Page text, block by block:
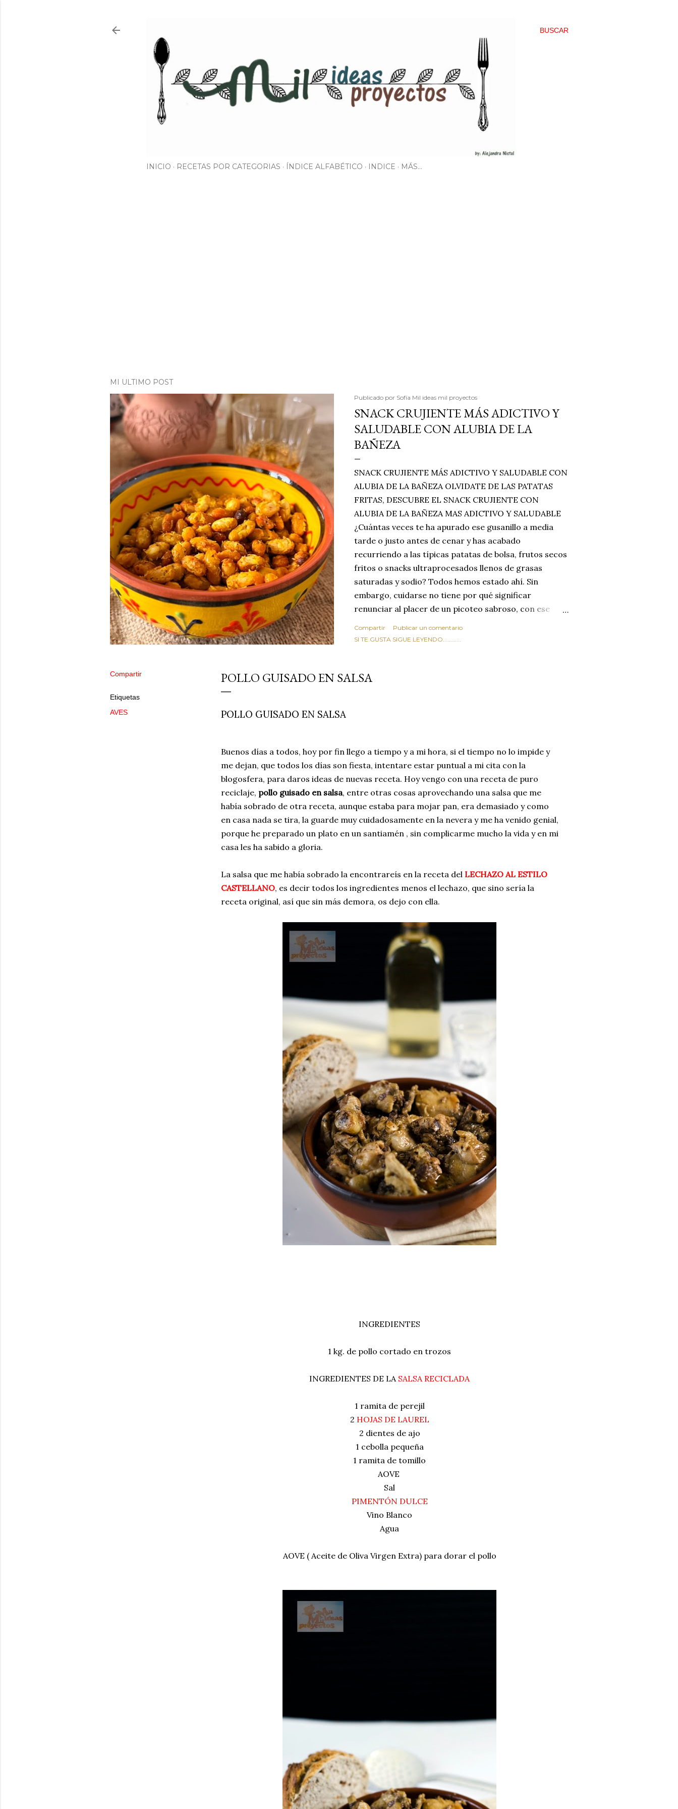
BUSCAR
INICIO RECETAS POR CATEGORIAS ÍNDICE ALFABÉTICO INDICE MÁS…
MI ULTIMO POST
Publicado por Sofía Mil ideas mil proyectos
SNACK CRUJIENTE MÁS ADICTIVO Y
SALUDABLE CON ALUBIA DE LA
BAÑEZA
SNACK CRUJIENTE MÁS ADICTIVO Y SALUDABLE CON
ALUBIA DE LA BAÑEZA OLVIDATE DE LAS PATATAS
FRITAS, DESCUBRE EL SNACK CRUJIENTE CON
ALUBIA DE LA BAÑEZA MAS ADICTIVO Y SALUDABLE
¿Cuántas veces te ha apurado ese gusanillo a media
tarde o justo antes de cenar y has acabado
recurriendo a las típicas patatas de bolsa, frutos secos
fritos o snacks ultraprocesados llenos de grasas
saturadas y sodio? Todos hemos estado ahí. Sin
embargo, cuidarse no tiene por qué significar
renunciar al placer de un picoteo sabroso, con ese
Estas alubias crujientes al horno van a cambiar por
tradicionales y copiosos de invierno. Con esta receta
Compartir
Publicar un comentario
SI TE GUSTA SIGUE LEYENDO............
Compartir
Etiquetas
AVES
POLLO GUISADO EN SALSA
POLLO GUISADO EN SALSA
Buenos días a todos, hoy por fin llego a tiempo y a mi hora, si el tiempo no lo impide y
me dejan, que todos los días son fiesta, intentare estar puntual a mi cita con la
blogosfera, para daros ideas de nuevas receta. Hoy vengo con una receta de puro
reciclaje, pollo guisado en salsa, entre otras cosas aprovechando una salsa que me
había sobrado de otra receta, aunque estaba para mojar pan, era demasiado y como
en casa nada se tira, la guarde muy cuidadosamente en la nevera y me ha venido genial,
porque he preparado un plato en un santiamén , sin complicarme mucho la vida y en mi
casa les ha sabido a gloria.
La salsa que me había sobrado la encontrareís en la receta del LECHAZO AL ESTILO
CASTELLANO, es decir todos los ingredientes menos el lechazo, que sino sería la
receta original, así que sin más demora, os dejo con ella.
INGREDIENTES
1 kg. de pollo cortado en trozos
INGREDIENTES DE LA SALSA RECICLADA
1 ramita de perejil
2 HOJAS DE LAUREL
2 dientes de ajo
1 cebolla pequeña
1 ramita de tomillo
AOVE
Sal
PIMENTÓN DULCE
Vino Blanco
Agua
AOVE ( Aceite de Oliva Virgen Extra) para dorar el pollo